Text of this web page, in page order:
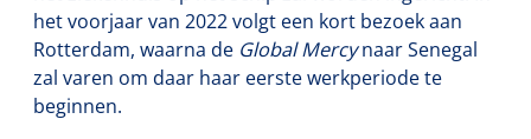
het voorjaar van 2022 volgt een kort bezoek aan
Rotterdam, waarna de Global Mercynaar Senegal
zal varen om daar haar eerste werkperiode te
beginnen.